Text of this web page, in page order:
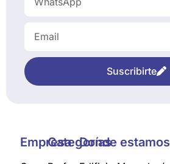
Suscribirte
EmpresaCategoríasDonde estamos